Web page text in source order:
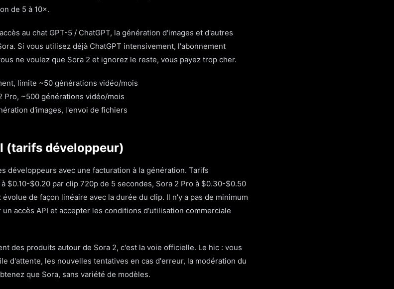
de 5 à 10×.
au chat GPT-5 / ChatGPT, la génération d'images et d'autres
Si vous utilisez déjà ChatGPT intensivement, l'abonnement
ne voulez que Sora 2 et ignorez le reste, vous payez trop cher.
limite ~50 générations vidéo/mois
Pro, ~500 générations vidéo/mois
d'images, l'envoi de fichiers
(tarifs développeur)
développeurs avec une facturation à la génération. Tarifs
$0.10-$0.20 par clip 720p de 5 secondes, Sora 2 Pro à $0.30-$0.50
de façon linéaire avec la durée du clip. Il n'y a pas de minimum
accès API et accepter les conditions d'utilisation commerciale
des produits autour de Sora 2, c'est la voie officielle. Le hic : vous
d'attente, les nouvelles tentatives en cas d'erreur, la modération du
que Sora, sans variété de modèles.